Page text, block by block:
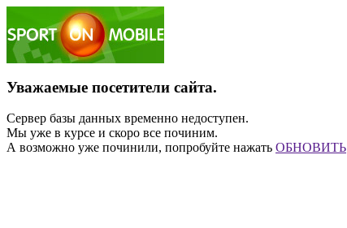
Уважаемые посетители сайта.
Сервер базы данных временно недоступен.
Мы уже в курсе и скоро все починим.
А возможно уже починили, попробуйте нажать ОБНОВИТЬ